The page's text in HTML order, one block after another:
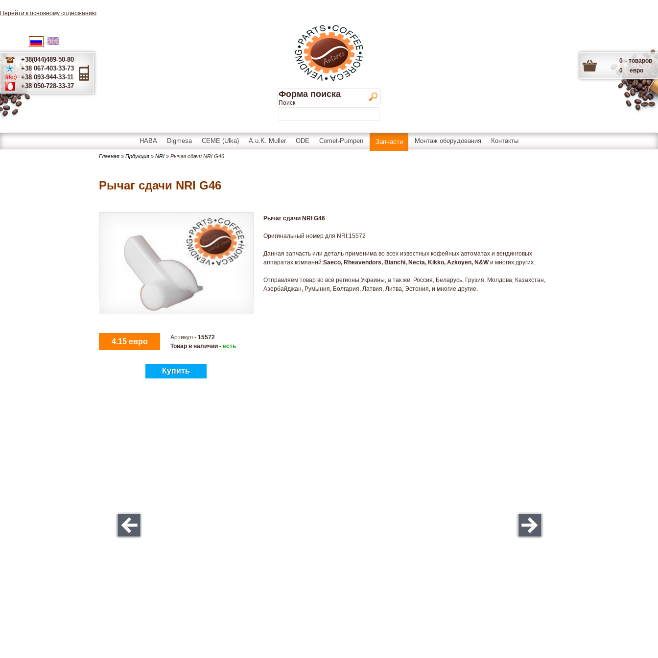
Перейти к основному содержанию
Русский
+38(044)489-50-80
+38 067-403-33-73
+38 093-944-33-11
+38 050-728-33-37
0 - товаров
0
евро
Форма поиска
Поиск
HABA Digmesa CEME (Ulka) A.u.K. Muller ODE Comet-Pumpen Запчасти Монтаж оборудования Контакты
Главная » Прдукция » NRI » Рычаг сдачи NRI G46
Рычаг сдачи NRI G46
4.15 евро Артикул - 15572
Товар в наличии - есть
Купить
Рычаг сдачи NRI G46
Оригинальный номер для NRI:15572
Данная запчасть или деталь применима во всех известных кофейных автоматах и вендинговых
аппаратах компаний:Saeco, Rheavendors, Bianchi, Necta, Kikko, Azkoyen, N&Wи многих других.
Отправляем товар во все регионы Украины, а так же: Россия, Беларусь, Грузия, Молдова, Казахстан,
Азербайджан, Румыния, Болгария, Латвия, Литва, Эстония, и многие другие.